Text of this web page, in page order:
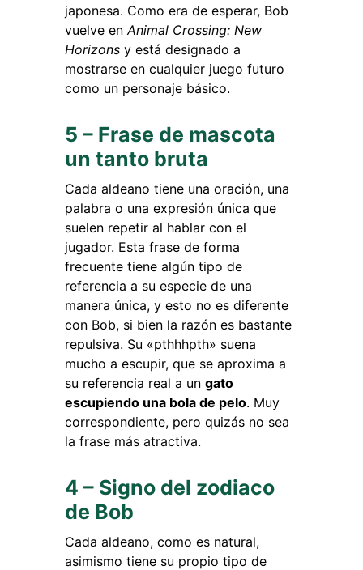
japonesa. Como era de esperar, Bob
vuelve en Animal Crossing: New
Horizons y está designado a
mostrarse en cualquier juego futuro
como un personaje básico.
5 – Frase de mascota
un tanto bruta
Cada aldeano tiene una oración, una
palabra o una expresión única que
suelen repetir al hablar con el
jugador. Esta frase de forma
frecuente tiene algún tipo de
referencia a su especie de una
manera única, y esto no es diferente
con Bob, si bien la razón es bastante
repulsiva. Su «pthhhpth» suena
mucho a escupir, que se aproxima a
su referencia real a un gato
escupiendo una bola de pelo. Muy
correspondiente, pero quizás no sea
la frase más atractiva.
4 – Signo del zodiaco
de Bob
Cada aldeano, como es natural,
asimismo tiene su propio tipo de